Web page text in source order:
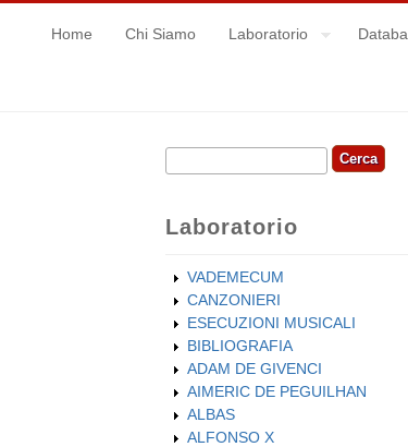
Home Chi Siamo Laboratorio
Form di ricerca
Cerca
Laboratorio
VADEMECUM
CANZONIERI
ESECUZIONI MUSICALI
BIBLIOGRAFIA
ADAM DE GIVENCI
AIMERIC DE PEGUILHAN
ALBAS
ALFONSO X